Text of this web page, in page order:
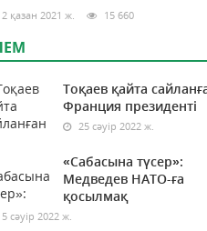
қазан 2021 ж. 15 660
Тоқаев қайта
Франция президенті
25 сәуір 2022 ж.
«Сабасына түсер»:
Медведев НАТО-ға
қосылмақ
сәуір 2022 ж.